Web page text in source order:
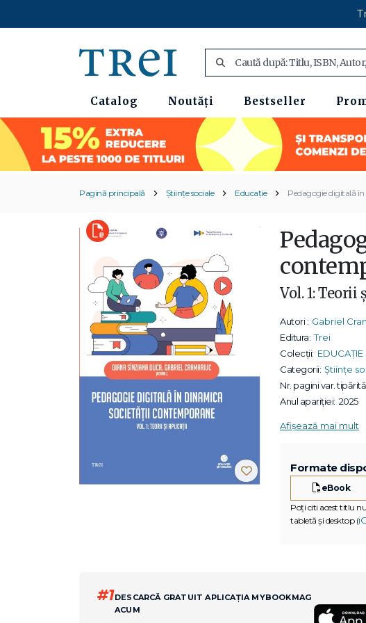
Catalog Noutăți Bestseller
Pagină principală Științe sociale Educație Pedagogie digitală
Vol. 1: Teorii
Autori : Gabriel
Editura: Trei
Colecții: EDUCAȚIE
Categorii: Științe
Nr. pagini var.
Anul apariției: 2025
Afișează mai mult
Formate
eBook
Poți citi acest titlu
tabletă și desktop (
#1DESCARCĂ GRATUIT APLICAȚIA MYBOOKMAG
ACUM